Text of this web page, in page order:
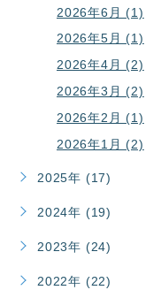
2026年6月 (1)
2026年5月 (1)
2026年4月 (2)
2026年3月 (2)
2026年2月 (1)
2026年1月 (2)
2025年 (17)
2024年 (19)
2023年 (24)
2022年 (22)